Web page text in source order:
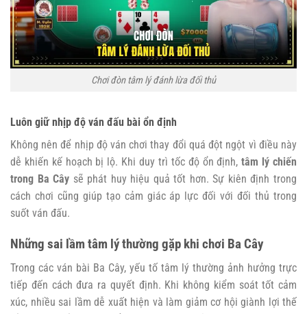
Chơi đòn tâm lý đánh lừa đối thủ
Luôn giữ nhịp độ ván đấu bài ổn định
Không nên để nhịp độ ván chơi thay đổi quá đột ngột vì điều này
dễ khiến kế hoạch bị lộ. Khi duy trì tốc độ ổn định,tâm lý chiến
trong Ba Cây sẽ phát huy hiệu quả tốt hơn. Sự kiên định trong
cách chơi cũng giúp tạo cảm giác áp lực đối với đối thủ trong
suốt ván đấu.
Những sai lầm tâm lý thường gặp khi chơi Ba Cây
Trong các ván bài Ba Cây, yếu tố tâm lý thường ảnh hưởng trực
tiếp đến cách đưa ra quyết định. Khi không kiểm soát tốt cảm
xúc, nhiều sai lầm dễ xuất hiện và làm giảm cơ hội giành lợi thế